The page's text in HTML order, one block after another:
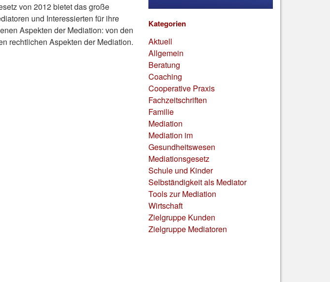
von 2012 bietet das große
und Interessierten für ihre
Aspekten der Mediation: von den
rechtlichen Aspekten der Mediation.
Kategorien
Aktuell
Allgemein
Beratung
Coaching
Cooperative Praxis
Fachzeitschriften
Familie
Mediation
Mediation im
Gesundheitswesen
Mediationsgesetz
Schule und Kinder
Selbständigkeit als Mediator
Tools zur Mediation
Wirtschaft
Zielgruppe Kunden
Zielgruppe Mediatoren